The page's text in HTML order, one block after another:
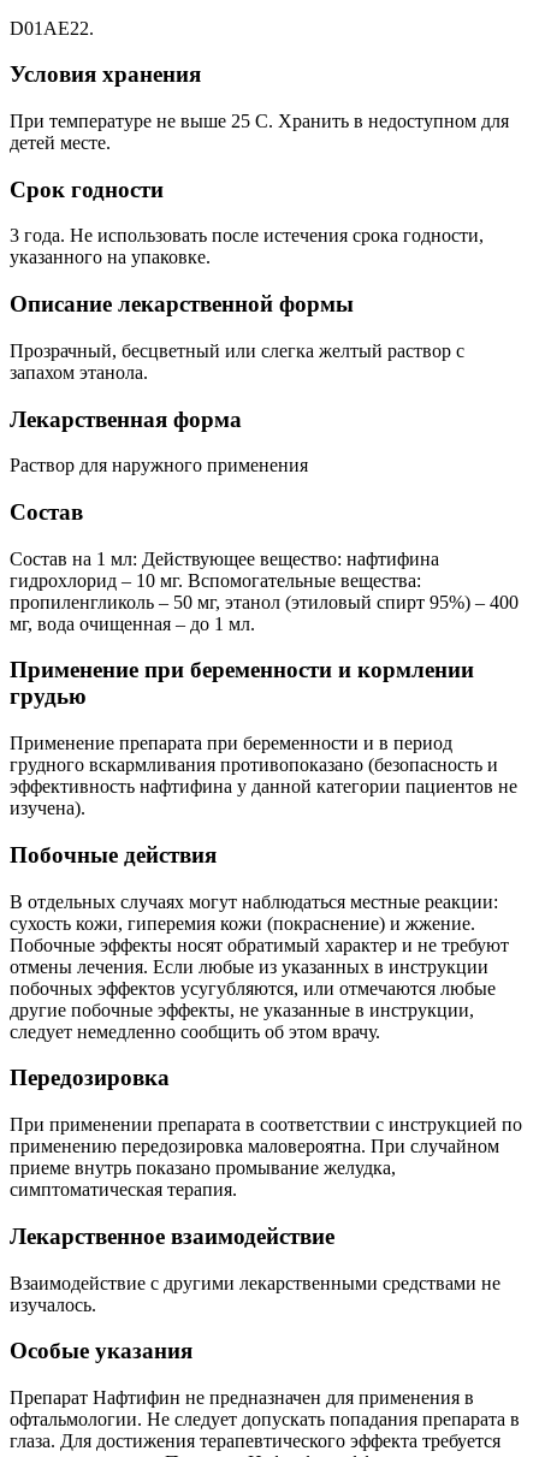
D01AE22.
Условия хранения
При температуре не выше 25 С. Хранить в недоступном для
детей месте.
Срок годности
3 года. Не использовать после истечения срока годности,
указанного на упаковке.
Описание лекарственной формы
Прозрачный, бесцветный или слегка желтый раствор с
запахом этанола.
Лекарственная форма
Раствор для наружного применения
Состав
Состав на 1 мл: Действующее вещество: нафтифина
гидрохлорид – 10 мг. Вспомогательные вещества:
пропиленгликоль – 50 мг, этанол (этиловый спирт 95%) – 400
мг, вода очищенная – до 1 мл.
Применение при беременности и кормлении
грудью
Применение препарата при беременности и в период
грудного вскармливания противопоказано (безопасность и
эффективность нафтифина у данной категории пациентов не
изучена).
Побочные действия
В отдельных случаях могут наблюдаться местные реакции:
сухость кожи, гиперемия кожи (покраснение) и жжение.
Побочные эффекты носят обратимый характер и не требуют
отмены лечения. Если любые из указанных в инструкции
побочных эффектов усугубляются, или отмечаются любые
другие побочные эффекты, не указанные в инструкции,
следует немедленно сообщить об этом врачу.
Передозировка
При применении препарата в соответствии с инструкцией по
применению передозировка маловероятна. При случайном
приеме внутрь показано промывание желудка,
симптоматическая терапия.
Лекарственное взаимодействие
Взаимодействие с другими лекарственными средствами не
изучалось.
Особые указания
Препарат Нафтифин не предназначен для применения в
офтальмологии. Не следует допускать попадания препарата в
глаза. Для достижения терапевтического эффекта требуется